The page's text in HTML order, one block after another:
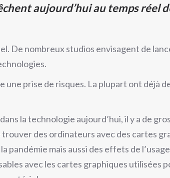
aujourd’hui au temps réel
De nombreux studios envisagent de
une prise de risques. La plupart ont déjà
la technologie aujourd’hui, il y a de
des ordinateurs avec des cartes
pandémie mais aussi des effets de
avec les cartes graphiques